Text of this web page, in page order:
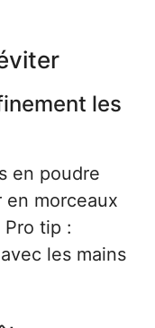
les
en poudre
morceaux
tip :
les mains